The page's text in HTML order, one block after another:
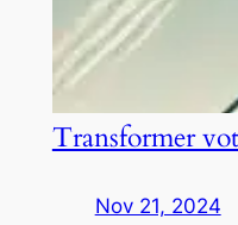
Transformer
Nov 21, 2024